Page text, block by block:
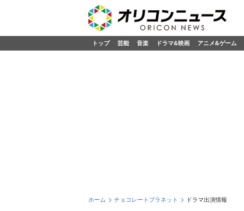
トップ 芸能 音楽 ドラマ&映画 アニメ&ゲーム
ホーム チョコレートプラネット ドラマ出演情報